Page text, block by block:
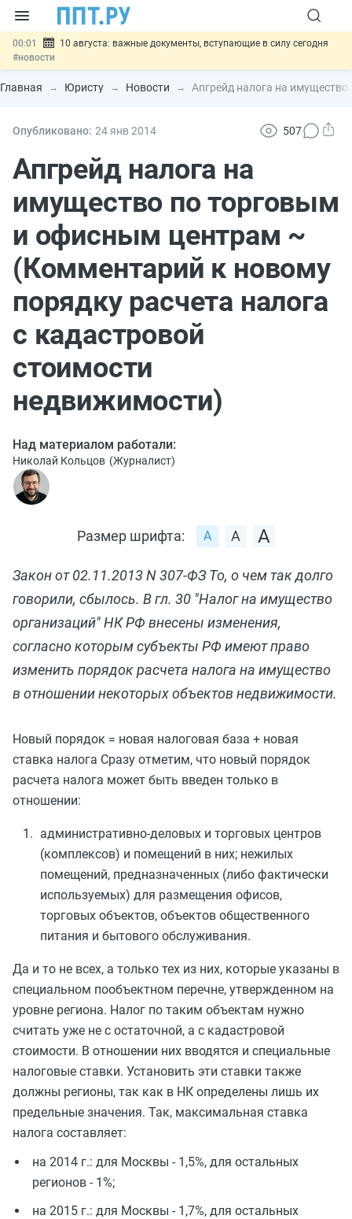
00:01
10 августа: важные документы, вступающие в силу сегодня
#новости
07.08 Подписан закон о блокировке продажи опасных товаров через
«Честный знак»#новости
07.08 Госпошлину за устранение ошибок в документах предлагают
07.08
Разработают единые критерии трудовых и ГПХ-
отношений#новости
Главная Юристу Новости Апгрейд налога на
Опубликовано: 24 янв2014 507
Апгрейд налога на
имущество по торговым
и офисным центрам ~
(Комментарий к новому
порядку расчета налога
с кадастровой
стоимости
недвижимости)
Над материалом работали:
Николай Кольцов (Журналист)
Размер шрифта:
Закон от 02.11.2013 N 307-ФЗ То, о чем так долго
говорили, сбылось. В гл. 30 "Налог на имущество
организаций" НК РФ внесены изменения,
согласно которым субъекты РФ имеют право
изменить порядок расчета налога на имущество
в отношении некоторых объектов недвижимости.
Новый порядок = новая налоговая база + новая
ставка налога Сразу отметим, что новый порядок
расчета налога может быть введен только в
отношении:
административно-деловых и торговых центров
(комплексов) и помещений в них; нежилых
помещений, предназначенных (либо фактически
используемых) для размещения офисов,
торговых объектов, объектов общественного
питания и бытового обслуживания.
Да и то не всех, а только тех из них, которые указаны в
специальном пообъектном перечне, утвержденном на
уровне региона. Налог по таким объектам нужно
считать уже не с остаточной, а с кадастровой
стоимости. В отношении них вводятся и специальные
налоговые ставки. Установить эти ставки также
должны регионы, так как в НК определены лишь их
предельные значения. Так, максимальная ставка
налога составляет:
на 2014 г.: для Москвы - 1,5%, для остальных
регионов - 1%;
на 2015 г.: для Москвы - 1,7%, для остальных